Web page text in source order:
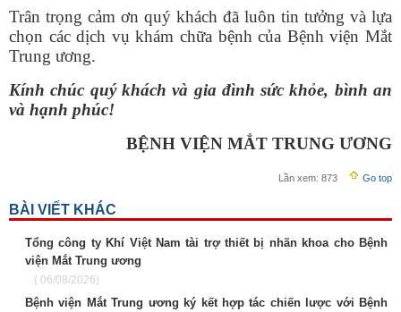
Trân trọng cảm ơn quý khách đã luôn tin tưởng và lựa
chọn các dịch vụ khám chữa bệnh của Bệnh viện Mắt
Trung ương.
Kính chúc quý khách và gia đình sức khỏe, bình an
và hạnh phúc!
BỆNH VIỆN MẮT TRUNG ƯƠNG
Lần xem: 873 Go top
BÀI VIẾT KHÁC
Tổng công ty Khí Việt Nam tài trợ thiết bị nhãn khoa cho Bệnh
viện Mắt Trung ương
( 06/08/2026)
Bệnh viện Mắt Trung ương ký kết hợp tác chiến lược với Bệnh